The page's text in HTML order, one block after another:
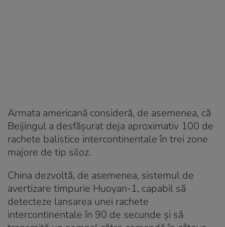
Armata americană consideră, de asemenea, că
Beijingul a desfășurat deja aproximativ 100 de
rachete balistice intercontinentale în trei zone
majore de tip siloz.
China dezvoltă, de asemenea, sistemul de
avertizare timpurie Huoyan-1, capabil să
detecteze lansarea unei rachete
intercontinentale în 90 de secunde și să